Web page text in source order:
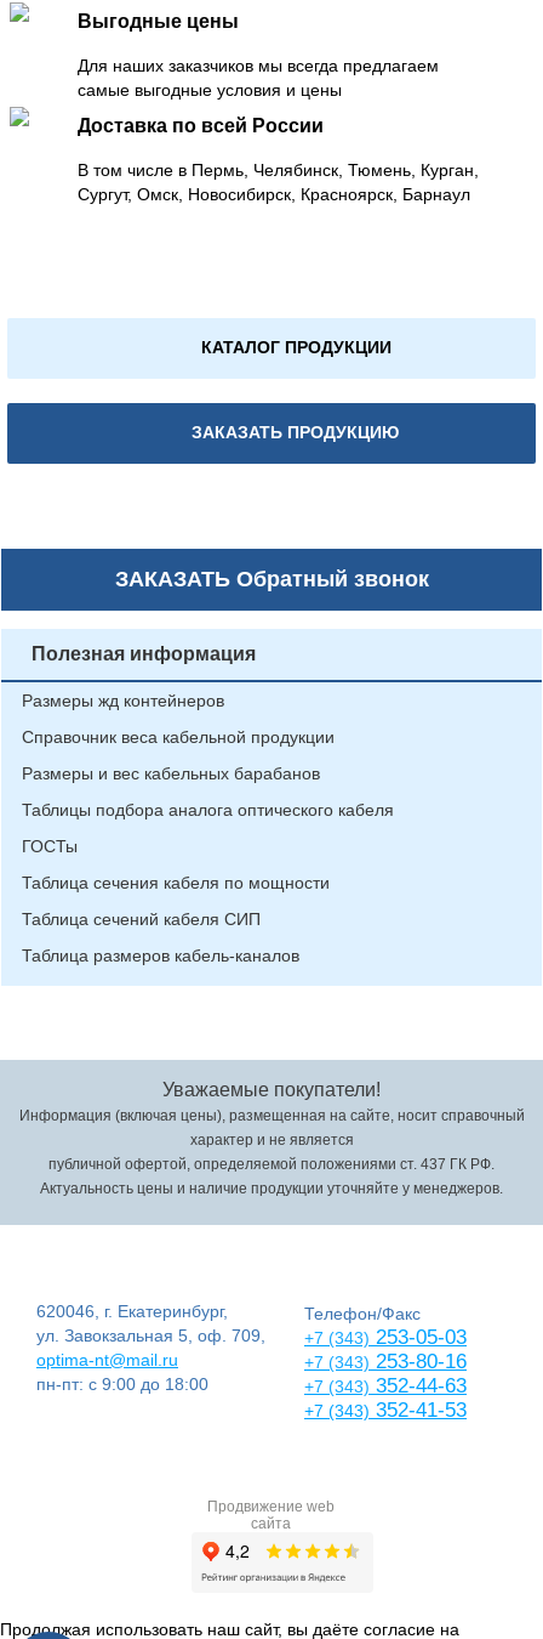
Выгодные цены
Для наших заказчиков мы всегда предлагаем
самые выгодные условия и цены
Доставка по всей России
В том числе в Пермь, Челябинск, Тюмень, Курган,
Сургут, Омск, Новосибирск, Красноярск, Барнаул
КАТАЛОГ ПРОДУКЦИИ
ЗАКАЗАТЬ ПРОДУКЦИЮ
ЗАКАЗАТЬОбратный звонок
Полезная информация
Размеры жд контейнеров
Справочник веса кабельной продукции
Размеры и вес кабельных барабанов
Таблицы подбора аналога оптического кабеля
ГОСТы
Таблица сечения кабеля по мощности
Таблица сечений кабеля СИП
Таблица размеров кабель-каналов
Уважаемые покупатели!
Информация (включая цены), размещенная на сайте, носит справочный
характер и не является
публичной офертой, определяемой положениями ст. 437 ГК РФ.
Актуальность цены и наличие продукции уточняйте у менеджеров.
620046, г. Екатеринбург,
ул. Завокзальная 5, оф. 709,
optima-nt@mail.ru
пн-пт: с 9:00 до 18:00
Телефон/Факс
+7 (343) 253-05-03
+7 (343) 253-80-16
+7 (343) 352-44-63
+7 (343) 352-41-53
Продвижение web
сайта
Продолжая использовать наш сайт, вы даёте согласие на